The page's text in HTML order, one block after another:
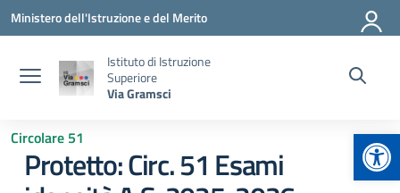
Vai ai contenuti
Vai al menu di navigazione
Vai al footer
Ministero dell'Istruzione e del Merito
Istituto di Istruzione
Superiore
Via Gramsci
Circolare 51
Protetto: Circ. 51 Esami